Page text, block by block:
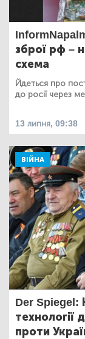
зброї рф –
схема
Йдеться про
до росії через
13 липня, 09:38
ВІЙНА
Der Spiegel:
технології
проти